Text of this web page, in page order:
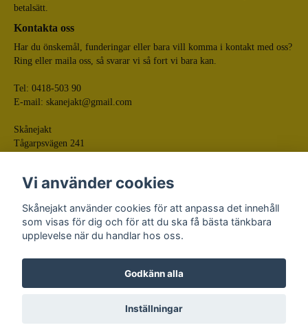
betalsätt.
Kontakta oss
Har du önskemål, funderingar eller bara vill komma i kontakt med oss?
Ring eller maila oss, så svarar vi så fort vi bara kan.
Tel: 0418-503 90
E-mail: skanejakt@gmail.com
Skånejakt
Tågarpsvägen 241
© Skånejakt
Powered by Quickbutik
Vi använder cookies
Skånejakt använder cookies för att anpassa det innehåll
som visas för dig och för att du ska få bästa tänkbara
upplevelse när du handlar hos oss.
Godkänn alla
Inställningar